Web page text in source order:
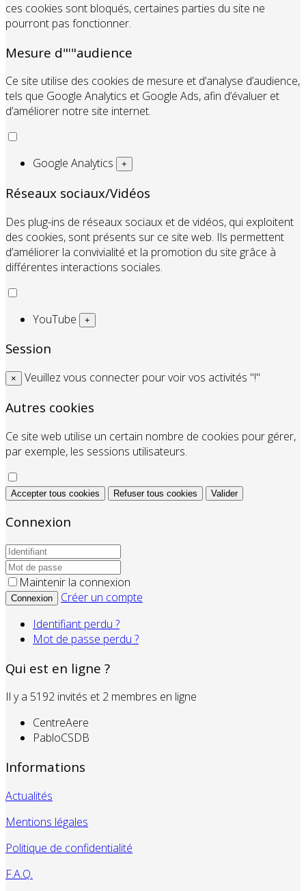
ces cookies sont bloqués, certaines parties du site ne
pourront pas fonctionner.
Mesure d"'"audience
Ce site utilise des cookies de mesure et d’analyse d’audience,
tels que Google Analytics et Google Ads, afin d’évaluer et
d’améliorer notre site internet.
Google Analytics +
Réseaux sociaux/Vidéos
Des plug-ins de réseaux sociaux et de vidéos, qui exploitent
des cookies, sont présents sur ce site web. Ils permettent
d’améliorer la convivialité et la promotion du site grâce à
différentes interactions sociales.
YouTube +
Session
× Veuillez vous connecter pour voir vos activités "!"
Autres cookies
Ce site web utilise un certain nombre de cookies pour gérer,
par exemple, les sessions utilisateurs.
Accepter tous cookies Refuser tous cookies Valider
Connexion
Maintenir la connexion
Connexion
Créer un compte
Identifiant perdu ?
Mot de passe perdu ?
Qui est en ligne ?
Il y a 5192 invités et 2 membres en ligne
CentreAere
PabloCSDB
Informations
Actualités
Mentions légales
Politique de confidentialité
F.A.Q.